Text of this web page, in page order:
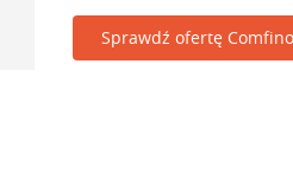
Sprawdź ofertę Comfino